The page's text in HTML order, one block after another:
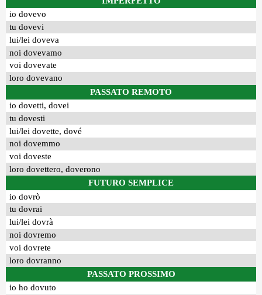
io dovevo
tu dovevi
lui/lei doveva
noi dovevamo
voi dovevate
loro dovevano
PASSATO REMOTO
io dovetti, dovei
tu dovesti
lui/lei dovette, dové
noi dovemmo
voi doveste
loro dovettero, doverono
FUTURO SEMPLICE
io dovrò
tu dovrai
lui/lei dovrà
noi dovremo
voi dovrete
loro dovranno
PASSATO PROSSIMO
io ho dovuto